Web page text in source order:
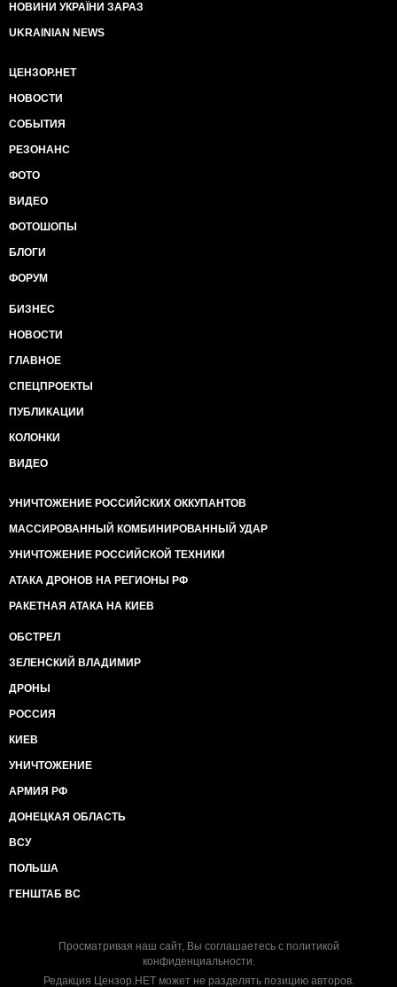
НОВИНИ УКРАЇНИ ЗАРАЗ
UKRAINIAN NEWS
ЦЕНЗОР.НЕТ
НОВОСТИ
СОБЫТИЯ
РЕЗОНАНС
ФОТО
ВИДЕО
ФОТОШОПЫ
БЛОГИ
ФОРУМ
БИЗНЕС
НОВОСТИ
ГЛАВНОЕ
СПЕЦПРОЕКТЫ
ПУБЛИКАЦИИ
КОЛОНКИ
ВИДЕО
УНИЧТОЖЕНИЕ РОССИЙСКИХ ОККУПАНТОВ
МАССИРОВАННЫЙ КОМБИНИРОВАННЫЙ УДАР
УНИЧТОЖЕНИЕ РОССИЙСКОЙ ТЕХНИКИ
АТАКА ДРОНОВ НА РЕГИОНЫ РФ
РАКЕТНАЯ АТАКА НА КИЕВ
ОБСТРЕЛ
ЗЕЛЕНСКИЙ ВЛАДИМИР
ДРОНЫ
РОССИЯ
КИЕВ
УНИЧТОЖЕНИЕ
АРМИЯ РФ
ДОНЕЦКАЯ ОБЛАСТЬ
ВСУ
ПОЛЬША
ГЕНШТАБ ВС
Просматривая наш сайт, Вы соглашаетесь с политикой
конфиденциальности.
Редакция Цензор.НЕТ может не разделять позицию авторов.